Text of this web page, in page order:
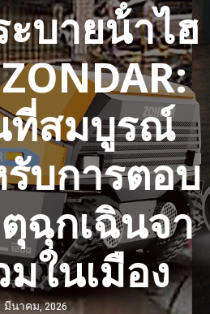
บายน้ําไฮ
ที่สมบูรณ์
บการตอบ
ฉุกเฉินจา
ในเมือง
มีนาคม, 2026